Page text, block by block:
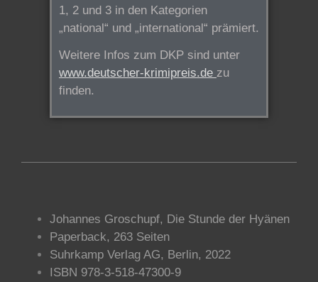
1, 2 und 3 in den Kategorien
„national“ und „international“ prämiert.
Weitere Infos zum DKP sind unter
www.deutscher-krimipreis.de zu
finden.
Johannes Groschupf, Die Stunde der Hyänen
Paperback, 263 Seiten
Suhrkamp Verlag AG, Berlin, 2022
ISBN 978-3-518-47300-9